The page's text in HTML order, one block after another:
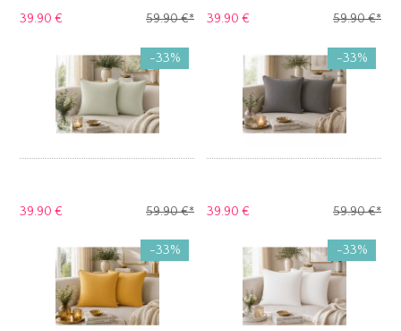
59.90 €*
39.90 € 59.90 €*
39.90 €
-33%
59.90 €*
39.90 €
-33%
59.90 €*
39.90 €
-33% -33%